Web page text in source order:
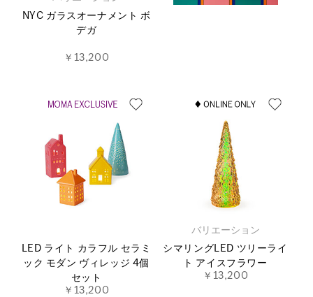
NYC ガラスオーナメント ボ
デガ
￥13,200
LED ライト カラフル セラミ
ック モダン ヴィレッジ 4個
セット
￥13,200
バリエーション
シマリングLED ツリーライ
ト アイスフラワー
￥13,200